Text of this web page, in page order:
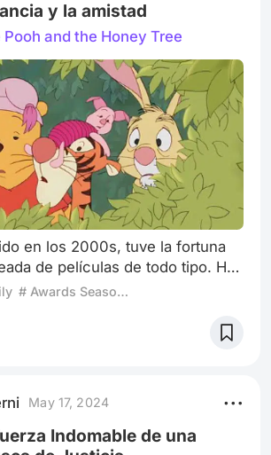
y la amistad
and the Honey Tree
en los 2000s, tuve la fortuna
de películas de todo tipo. He
atemporales hasta grandes
arte. Sin embargo, pocas
de las historias del
por A.A. Mi
# Awards Season 2024
May 17, 2024
Indomable de una